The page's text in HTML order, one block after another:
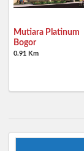
Mutiara Platinum
Bogor
0.91 Km